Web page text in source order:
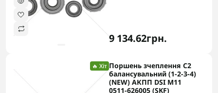
9 134.62грн.
🔥 Хіт Поршень зчеплення C2
балансувальний (1-2-3-4)
(NEW) АКПП DSI M11
0511-626005 (SKF)